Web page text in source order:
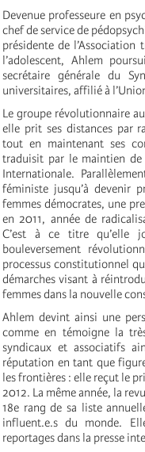
Devenue professeure en
chef de service de
présidente de
l’adolescent, Ahlem
secrétaire générale du
universitaires, affilié à
Le groupe révolutionnaire
elle prit ses distances par
tout en maintenant ses
traduisit par le maintien de
Internationale.
féministe jusqu’à devenir
femmes démocrates, une
en 2011, année de
C’est à ce titre qu’elle
bouleversement
processus constitutionnel
démarches visant à
femmes dans la nouvelle
Ahlem devint ainsi une
comme en témoigne la
syndicaux et associatifs
réputation en tant que
les frontières : elle reçut le
2012. La même année, la
18e rang de sa liste
influent.e.s du monde.
reportages dans la presse